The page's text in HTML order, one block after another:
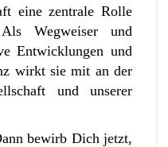
eine zentrale Rolle
Wegweiser und
Entwicklungen und
wirkt sie mit an der
und unserer
bewirb Dich jetzt,